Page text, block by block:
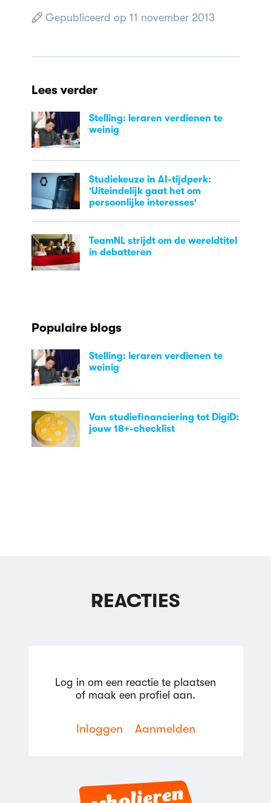
Gepubliceerd op 11 november 2013
Lees verder
Stelling: leraren verdienen te
weinig
Studiekeuze in AI-tijdperk:
'Uiteindelijk gaat het om
persoonlijke interesses'
TeamNL strijdt om de wereldtitel
in debatteren
Populaire blogs
Stelling: leraren verdienen te
weinig
Van studiefinanciering tot DigiD:
jouw 18+-checklist
REACTIES
Log in om een reactie te plaatsen
of maak een profiel aan.
Inloggen Aanmelden